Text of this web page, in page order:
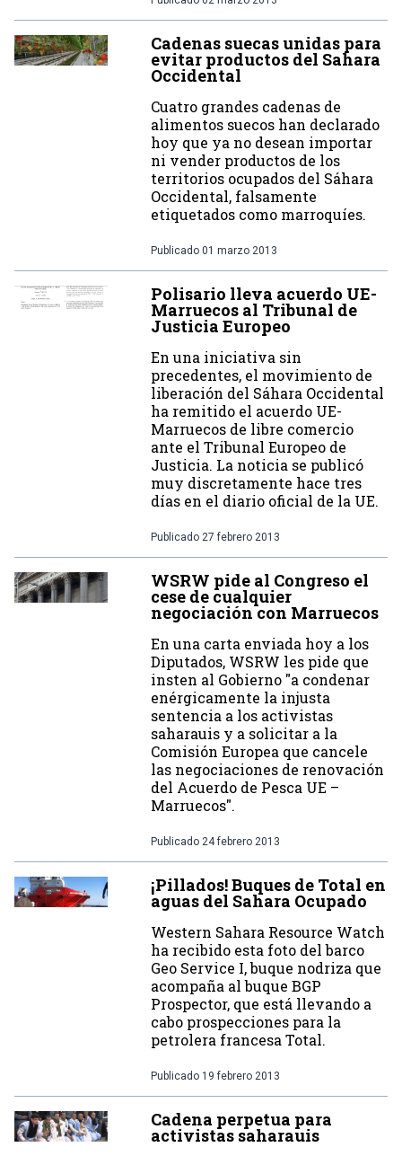
Cadenas suecas unidas para
evitar productos del Sahara
Occidental
Cuatro grandes cadenas de
alimentos suecos han declarado
hoy que ya no desean importar
ni vender productos de los
territorios ocupados del Sáhara
Occidental, falsamente
etiquetados como marroquíes.
Publicado 01 marzo 2013
Polisario lleva acuerdo UE-
Marruecos al Tribunal de
Justicia Europeo
En una iniciativa sin
precedentes, el movimiento de
liberación del Sáhara Occidental
ha remitido el acuerdo UE-
Marruecos de libre comercio
ante el Tribunal Europeo de
Justicia. La noticia se publicó
muy discretamente hace tres
días en el diario oficial de la UE.
Publicado 27 febrero 2013
WSRW pide al Congreso el
cese de cualquier
negociación con Marruecos
En una carta enviada hoy a los
Diputados, WSRW les pide que
insten al Gobierno "a condenar
enérgicamente la injusta
sentencia a los activistas
saharauis y a solicitar a la
Comisión Europea que cancele
las negociaciones de renovación
del Acuerdo de Pesca UE –
Marruecos".
Publicado 24 febrero 2013
¡Pillados! Buques de Total en
aguas del Sahara Ocupado
Western Sahara Resource Watch
ha recibido esta foto del barco
Geo Service I, buque nodriza que
acompaña al buque BGP
Prospector, que está llevando a
cabo prospecciones para la
petrolera francesa Total.
Publicado 19 febrero 2013
Cadena perpetua para
activistas saharauis